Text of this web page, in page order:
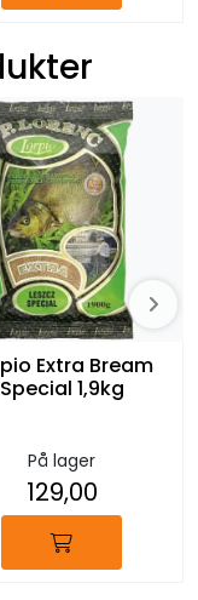
Extra Bream
Special 1,9kg
På lager
129,00